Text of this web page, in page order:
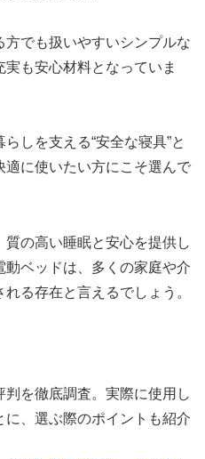
でも扱いやすいシンプルな
も安心材料となっていま
しを支える“安全な寝具”と
適に使いたい方にこそ選んで
の高い睡眠と安心を提供し
ベッドは、多くの家庭や介
る存在と言えるでしょう。
を徹底調査。実際に使用し
、選ぶ際のポイントも紹介